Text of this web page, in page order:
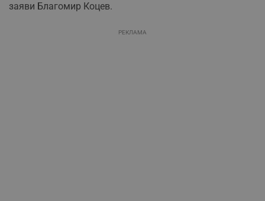
заяви Благомир Коцев.
РЕКЛАМА